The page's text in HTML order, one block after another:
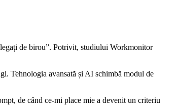
de birou”. Potrivit, studiului Workmonitor
Tehnologia avansată și AI schimbă modul de
de când ce-mi place mie a devenit un criteriu